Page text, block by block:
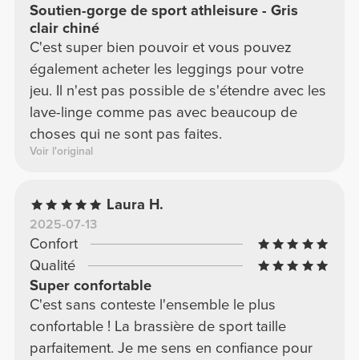
Soutien-gorge de sport athleisure - Gris
clair chiné
C'est super bien pouvoir et vous pouvez
également acheter les leggings pour votre
jeu. Il n'est pas possible de s'étendre avec les
lave-linge comme pas avec beaucoup de
choses qui ne sont pas faites.
Voir l'original
Laura H.
2025-07-13
Confort
Qualité
Super confortable
C'est sans conteste l'ensemble le plus
confortable ! La brassière de sport taille
parfaitement. Je me sens en confiance pour